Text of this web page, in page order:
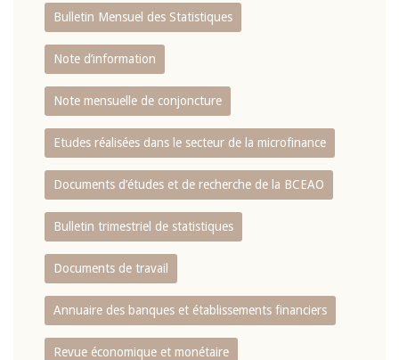
Bulletin Mensuel des Statistiques
Note d’information
Note mensuelle de conjoncture
Etudes réalisées dans le secteur de la microfinance
Documents d’études et de recherche de la BCEAO
Bulletin trimestriel de statistiques
Documents de travail
Annuaire des banques et établissements financiers
Revue économique et monétaire